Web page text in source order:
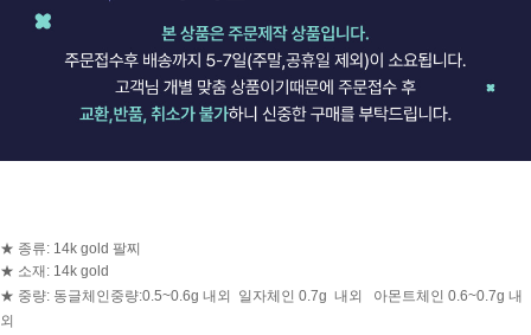
★ 종류: 14k gold 팔찌
★ 소재: 14k gold
★ 중량: 동글체인중량:0.5~0.6g 내외 일자체인 0.7g 내외 아몬트체인 0.6~0.7g 내
외